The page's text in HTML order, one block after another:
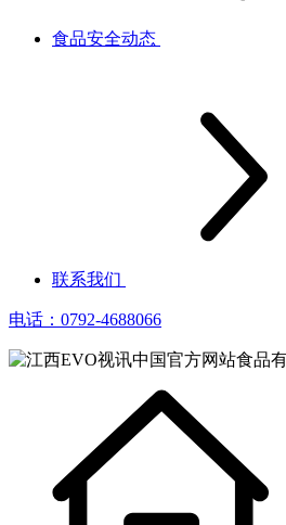
食品安全动态
联系我们
电话：0792-4688066